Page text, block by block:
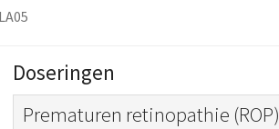
Doseringen
Prematuren retinopathie (ROP)